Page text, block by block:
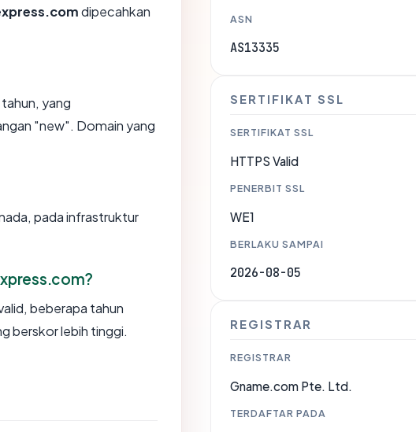
dipecahkan
yang
"new". Domain yang
pada infrastruktur
beberapa tahun
berskor lebih tinggi.
ASN
AS13335
SERTIFIKAT SSL
SERTIFIKAT SSL
HTTPS Valid
PENERBIT SSL
WE1
BERLAKU SAMPAI
2026-08-05
REGISTRAR
REGISTRAR
Gname.com Pte. Ltd.
TERDAFTAR PADA